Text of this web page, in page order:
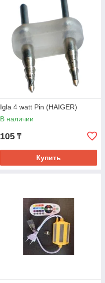
Igla 4 watt Pin (HAIGER)
В наличии
105 ₸
Купить